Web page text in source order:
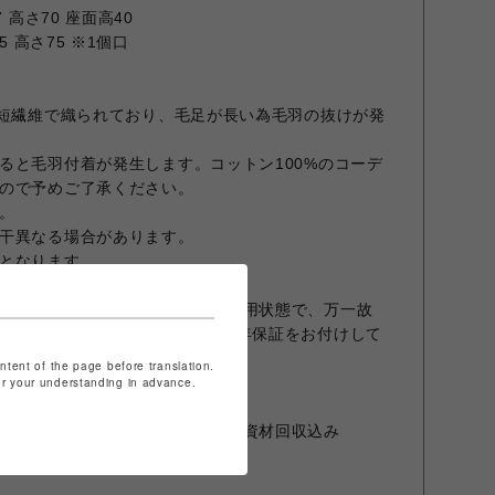
高さ70 座面高40
高さ75 ※1個口
繊維で織られており、毛足が長い為毛羽の抜けが発
と毛羽付着が発生します。コットン100%のコーデ
で予めご了承ください。
異なる場合があります。
なります。
したがったご家庭での正常な使用状態で、万一故
により修理をさせていただく1年保証をお付けして
の場合は有償修理となります。
・・・開梱、組立、設置、梱包資材回収込み
of the page before translation.
your understanding in advance.